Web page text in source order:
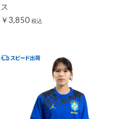
ス
￥3,850 税込